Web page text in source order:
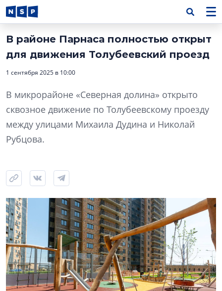
В районе Парнаса полностью открыт
для движения Толубеевский проезд
1 сентября 2025 в 10:00
В микрорайоне «Северная долина» открыто
сквозное движение по Толубеевскому проезду
между улицами Михаила Дудина и Николай
Рубцова.